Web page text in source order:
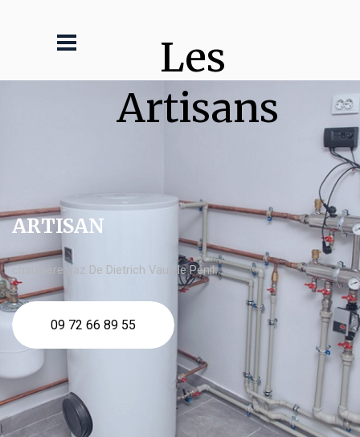
Les
Artisans
ARTISAN
chaudière gaz De Dietrich Vaux le Pénil
09 72 66 89 55